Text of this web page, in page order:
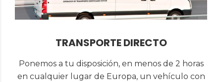
TRANSPORTE DIRECTO
Ponemos a tu disposición, en menos de 2 horas
en cualquier lugar de Europa, un vehículo con